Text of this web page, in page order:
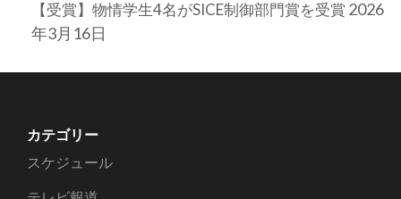
【受賞】物情学生4名がSICE制御部門賞を受賞 2026
年3月16日
カテゴリー
スケジュール